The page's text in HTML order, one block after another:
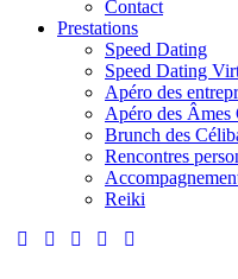
Contact
Prestations
Speed Dating
Speed Dating
Apéro des
Apéro des Âmes
Brunch des
Rencontres
Reiki